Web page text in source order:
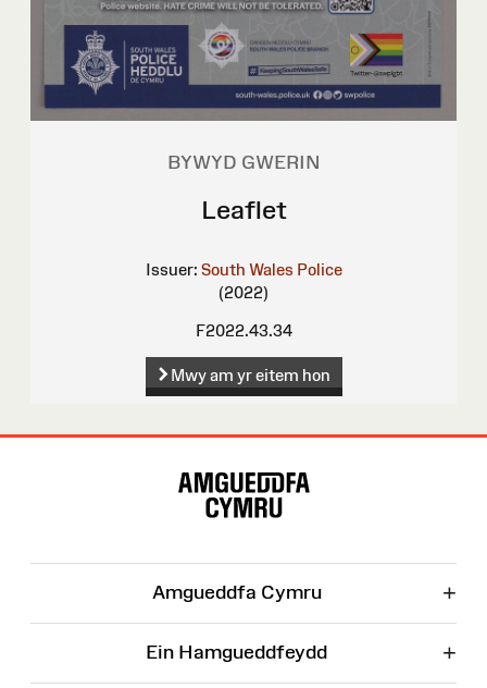
BYWYD GWERIN
Leaflet
Issuer: South Wales Police
(2022)
F2022.43.34
Mwy am yr eitem hon
Amgueddfa Cymru +
Ein Hamgueddfeydd +